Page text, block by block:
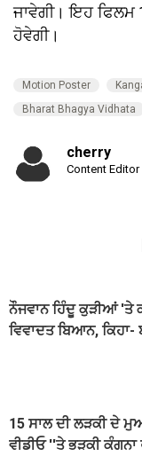
ਜਾਵੇਗੀ। ਇਹ ਫਿਲਮ
ਹੋਵੇਗੀ।
Motion Poster
Bharat Bhagya Vidhata
cherry
Content Editor
ਨੌਜਵਾਨ ਹਿੰਦੂ ਕੁੜੀਆਂ 'ਤੇ
ਵਿਵਾਦਤ ਬਿਆਨ,
15 ਸਾਲ ਦੀ ਲੜਕੀ ਦੇ
ਵੀਡੀਓ ''ਤੇ ਭੜਕੀ ਕੰਗਨਾ